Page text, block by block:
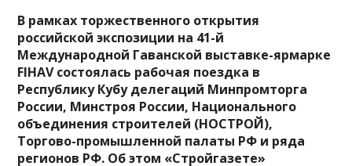
В рамках торжественного открытия
российской экспозиции на 41-й
Международной Гаванской выставке-ярмарке
FIHAV состоялась рабочая поездка в
Республику Кубу делегаций Минпромторга
России, Минстроя России, Национального
объединения строителей (НОСТРОЙ),
Торгово-промышленной палаты РФ и ряда
регионов РФ. Об этом «Стройгазете»